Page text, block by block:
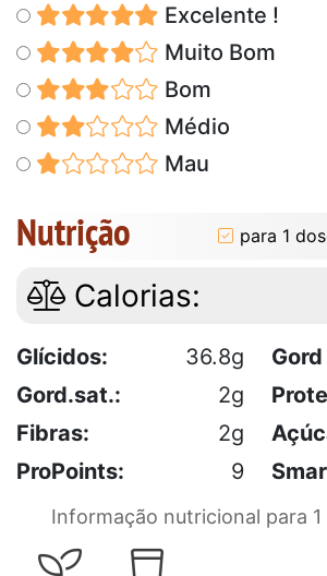
Excelente !
Muito Bom
Bom
Médio
Mau
Nutrição para 1
Calorias:
Glícidos: 36.8g
Gord.sat.:
2g
Fibras:
2g
ProPoints:
9
Informação nutricional para 1